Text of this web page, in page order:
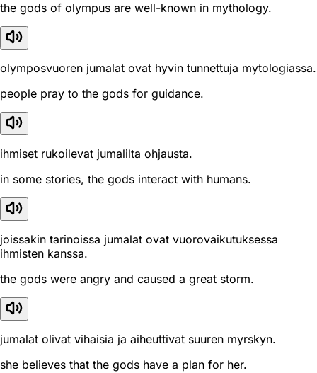
the gods of olympus are well-known in mythology.
olymposvuoren jumalat ovat hyvin tunnettuja mytologiassa.
people pray to the gods for guidance.
ihmiset rukoilevat jumalilta ohjausta.
in some stories, the gods interact with humans.
joissakin tarinoissa jumalat ovat vuorovaikutuksessa
ihmisten kanssa.
the gods were angry and caused a great storm.
jumalat olivat vihaisia ja aiheuttivat suuren myrskyn.
she believes that the gods have a plan for her.